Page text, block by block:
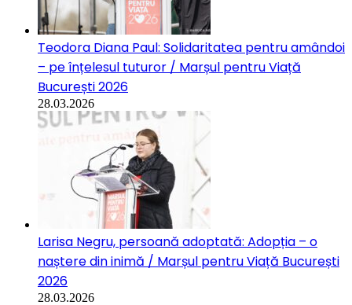
Teodora Diana Paul: Solidaritatea pentru amândoi
– pe înțelesul tuturor / Marșul pentru Viață
București 2026
28.03.2026
Larisa Negru, persoană adoptată: Adopția – o
naștere din inimă / Marșul pentru Viață București
2026
28.03.2026